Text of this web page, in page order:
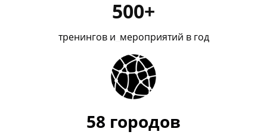
500+
тренингов и мероприятий в год
58 городов